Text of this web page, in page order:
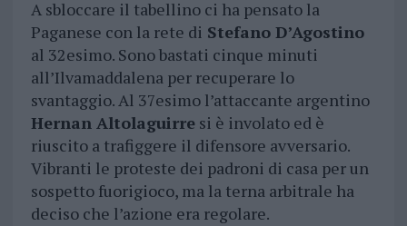
A sbloccare il tabellino ci ha pensato la
Paganese con la rete di Stefano D’Agostino
al 32esimo. Sono bastati cinque minuti
all’Ilvamaddalena per recuperare lo
svantaggio. Al 37esimo l’attaccante argentino
Hernan Altolaguirresi è involato ed è
riuscito a trafiggere il difensore avversario.
Vibranti le proteste dei padroni di casa per un
sospetto fuorigioco, ma la terna arbitrale ha
deciso che l’azione era regolare.